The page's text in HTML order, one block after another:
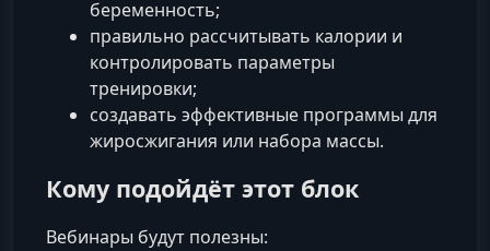
беременность;
правильно рассчитывать калории и
контролировать параметры
тренировки;
создавать эффективные программы для
жиросжигания или набора массы.
Кому подойдёт этот блок
Вебинары будут полезны: